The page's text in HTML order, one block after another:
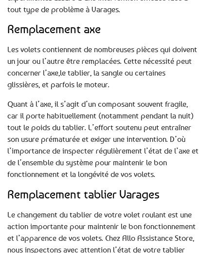
tout type de problème à Varages.
Remplacement axe
Les volets contiennent de nombreuses pièces qui doivent
un jour ou l’autre être remplacées. Cette nécessité peut
concerner l’axe,le tablier, la sangle ou certaines
glissières, et parfois le moteur.
Quant à l’axe, il s’agit d’un composant souvent fragile,
car il porte habituellement (notamment pendant la nuit)
tout le poids du tablier. L’effort soutenu peut entraîner
son usure prématurée et exiger une intervention. D’où
l’importance de inspecter régulièrement l’état de l’axe et
de l’ensemble du système pour maintenir le bon
fonctionnement et la longévité de vos volets.
Remplacement tablier Varages
Le changement du tablier de votre volet roulant est une
action importante pour maintenir le bon fonctionnement
et l’apparence de vos volets. Chez Allo Assistance Store,
nous inspectons avec attention l’état de votre tablier